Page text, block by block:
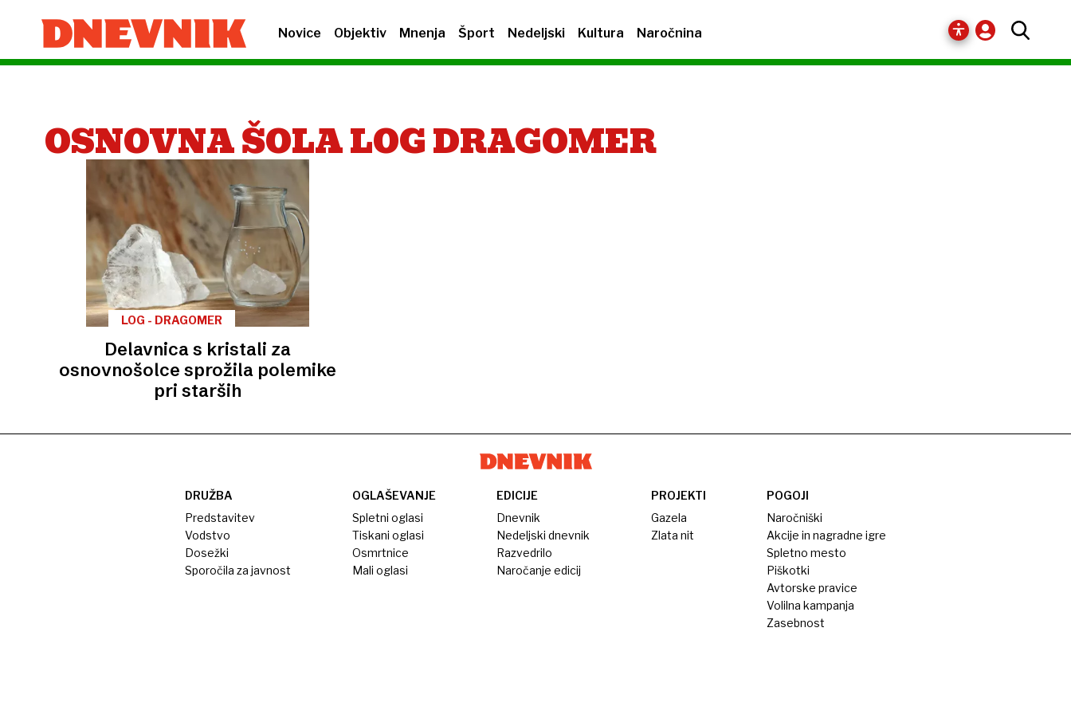
Novice Objektiv Mnenja Šport Nedeljski Kultura Naročnina
OSNOVNA ŠOLA LOG DRAGOMER
LOG - DRAGOMER
Delavnica s kristali za
osnovnošolce sprožila polemike
pri starših
DRUŽBA
Predstavitev
Vodstvo
Dosežki
Sporočila za javnost
OGLAŠEVANJE
Spletni oglasi
Tiskani oglasi
Osmrtnice
Mali oglasi
EDICIJE
Dnevnik
Nedeljski dnevnik
Razvedrilo
Naročanje edicij
PROJEKTI
Gazela
Zlata nit
POGOJI
Naročniški
Akcije in nagradne igre
Spletno mesto
Piškotki
Avtorske pravice
Volilna kampanja
Zasebnost